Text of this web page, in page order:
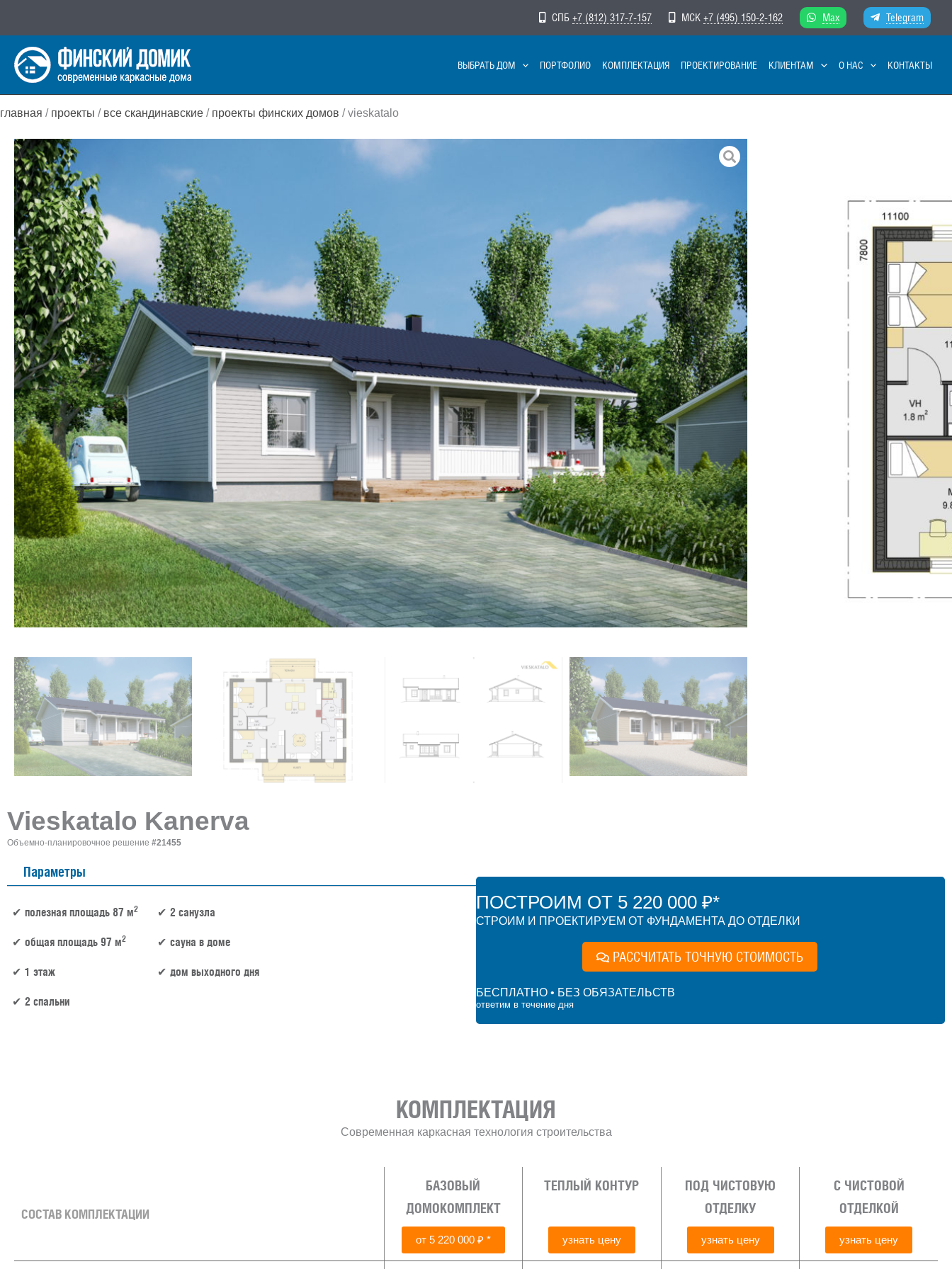
к
содержимому
СПБ +7 (812) 317-7-157 МСК +7 (495) 150-2-162 Max Telegram
ВЫБРАТЬ ДОМ ПОРТФОЛИО КОМПЛЕКТАЦИЯ ПРОЕКТИРОВАНИЕ КЛИЕНТАМ О НАС КОНТАКТЫ
главная / проекты / все скандинавские / проекты финских домов / vieskatalo
Vieskatalo Kanerva
Объемно-планировочное решение #21455
Параметры
полезная площадь 87 м2
общая площадь 97 м2
1 этаж
2 спальни
2 санузла
сауна в доме
дом выходного дня
ПОСТРОИМ ОТ 5 220 000 ₽*
СТРОИМ И ПРОЕКТИРУЕМ ОТ ФУНДАМЕНТА ДО ОТДЕЛКИ
РАССЧИТАТЬ ТОЧНУЮ СТОИМОСТЬ
БЕСПЛАТНО • БЕЗ ОБЯЗАТЕЛЬСТВ
ответим в течение дня
КОМПЛЕКТАЦИЯ
Современная каркасная технология строительства
СОСТАВ КОМПЛЕКТАЦИИ
БАЗОВЫЙ
ДОМОКОМПЛЕКТ
от 5 220 000 ₽ *
ТЕПЛЫЙ КОНТУР
узнать цену
ПОД ЧИСТОВУЮ
ОТДЕЛКУ
узнать цену
С ЧИСТОВОЙ
ОТДЕЛКОЙ
узнать цену